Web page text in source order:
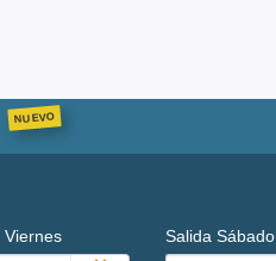
Viernes SalidaSábado